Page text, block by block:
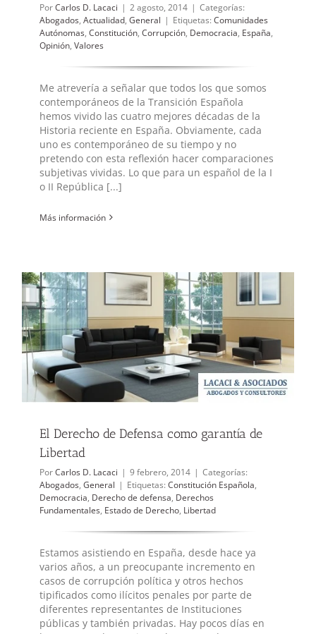
PorCarlos D. Lacaci | 2 agosto, 2014 | Categorías:
Abogados, Actualidad, General | Etiquetas: Comunidades
Autónomas, Constitución, Corrupción, Democracia, España,
Opinión, Valores
Me atrevería a señalar que todos los que somos
contemporáneos de la Transición Española
hemos vivido las cuatro mejores décadas de la
Historia reciente en España. Obviamente, cada
uno es contemporáneo de su tiempo y no
pretendo con esta reflexión hacer comparaciones
subjetivas vividas. Lo que para un español de la I
o II República [...]
Más información
El Derecho de Defensa como garantía de
Libertad
PorCarlos D. Lacaci | 9 febrero, 2014 | Categorías:
Abogados, General | Etiquetas: Constitución Española,
Democracia, Derecho de defensa, Derechos
Fundamentales, Estado de Derecho, Libertad
Estamos asistiendo en España, desde hace ya
varios años, a un preocupante incremento en
casos de corrupción política y otros hechos
tipificados como ilícitos penales por parte de
diferentes representantes de Instituciones
públicas y también privadas. Hay pocos días en